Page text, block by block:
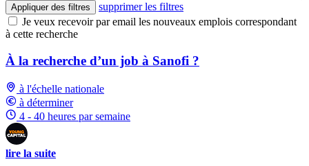
Appliquer des filtres
supprimer les filtres
Je veux recevoir par email les nouveaux emplois correspondant
à cette recherche
À la recherche d’un job à Sanofi ?
à l'échelle nationale
à déterminer
4 - 40 heures par semaine
lire la suite